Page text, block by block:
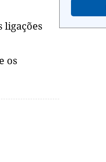
ligações
os